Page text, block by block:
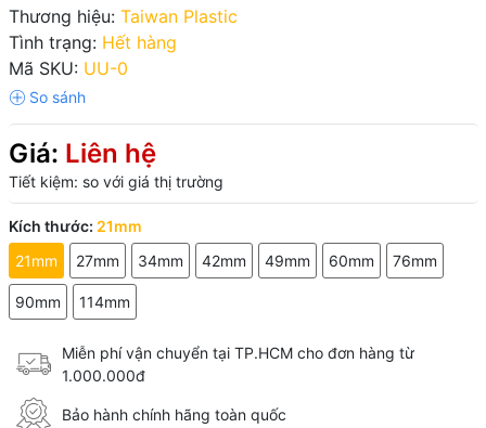
Thương hiệu: Taiwan Plastic
Tình trạng: Hết hàng
Mã SKU: UU-0
Giá: Liên hệ
Tiết kiệm: so với giá thị trường
Kích thước: 21mm
21mm
27mm 34mm 42mm 49mm 60mm 76mm
90mm 114mm
Miễn phí vận chuyển tại TP.HCM cho đơn hàng từ
1.000.000đ
Bảo hành chính hãng toàn quốc